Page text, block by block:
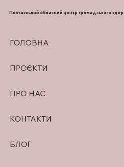
ВЕДУТЬ ПОШУК
ГОЛОВНА
ПРОЄКТИ
ПРО НАС
КОНТАКТИ
БЛОГ
Полтавський обласний центр громадського